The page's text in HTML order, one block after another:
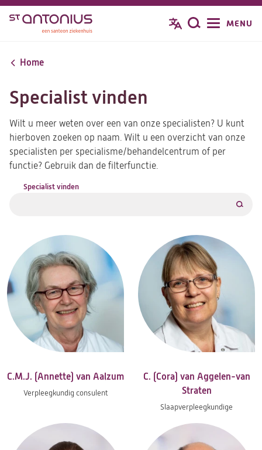
Overslaan
de
Zoeken
MENU
Home
Specialist vinden
Wilt u meer weten over een van onze specialisten? U kunt
hierboven zoeken op naam. Wilt u een overzicht van onze
specialisten per specialisme/behandelcentrum of per
functie? Gebruik dan de filterfunctie.
Specialist vinden
C.M.J. (Annette) van Aalzum
Verpleegkundig consulent
C. (Cora) van Aggelen-van
Straten
Slaapverpleegkundige